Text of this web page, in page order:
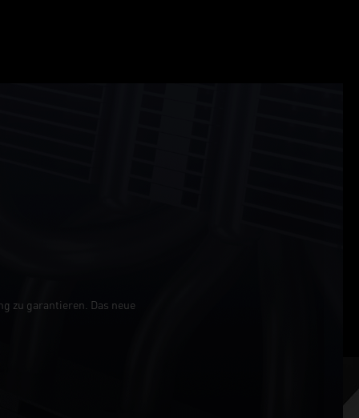
zu garantieren. Das neue